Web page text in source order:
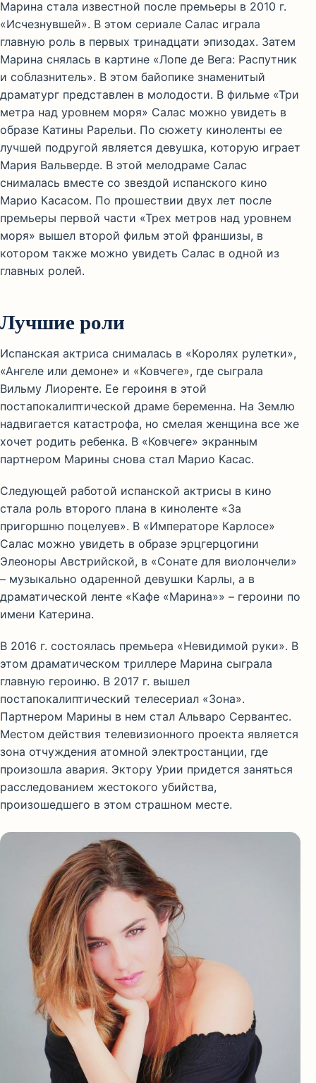
Марина стала известной после премьеры в 2010 г.
«Исчезнувшей». В этом сериале Салас играла
главную роль в первых тринадцати эпизодах. Затем
Марина снялась в картине «Лопе де Вега: Распутник
и соблазнитель». В этом байопике знаменитый
драматург представлен в молодости. В фильме «Три
метра над уровнем моря» Салас можно увидеть в
образе Катины Рарельи. По сюжету киноленты ее
лучшей подругой является девушка, которую играет
Мария Вальверде. В этой мелодраме Салас
снималась вместе со звездой испанского кино
Марио Касасом. По прошествии двух лет после
премьеры первой части «Трех метров над уровнем
моря» вышел второй фильм этой франшизы, в
котором также можно увидеть Салас в одной из
главных ролей.
Лучшие роли
Испанская актриса снималась в «Королях рулетки»,
«Ангеле или демоне» и «Ковчеге», где сыграла
Вильму Лиоренте. Ее героиня в этой
постапокалиптической драме беременна. На Землю
надвигается катастрофа, но смелая женщина все же
хочет родить ребенка. В «Ковчеге» экранным
партнером Марины снова стал Марио Касас.
Следующей работой испанской актрисы в кино
стала роль второго плана в киноленте «За
пригоршню поцелуев». В «Императоре Карлосе»
Салас можно увидеть в образе эрцгерцогини
Элеоноры Австрийской, в «Сонате для виолончели»
– музыкально одаренной девушки Карлы, а в
драматической ленте «Кафе «Марина»» – героини по
имени Катерина.
В 2016 г. состоялась премьера «Невидимой руки». В
этом драматическом триллере Марина сыграла
главную героиню. В 2017 г. вышел
постапокалиптический телесериал «Зона».
Партнером Марины в нем стал Альваро Сервантес.
Местом действия телевизионного проекта является
зона отчуждения атомной электростанции, где
произошла авария. Эктору Урии придется заняться
расследованием жестокого убийства,
произошедшего в этом страшном месте.